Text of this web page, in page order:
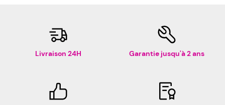
Livraison 24H Garantie jusqu'à 2 ans